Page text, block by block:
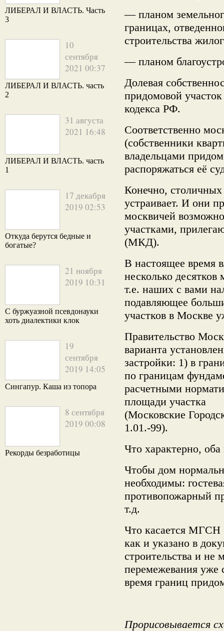
ЛИБЕРАЛ И ВЛАСТЬ. Часть
3
10
сентября
2021 00:37
ЛИБЕРАЛ И ВЛАСТЬ. часть
2
31 августа
2021 16:48
ЛИБЕРАЛ И ВЛАСТЬ. часть
1
17 декабря
2019 02:53
Откуда берутся бедные и
богатые?
21 ноября
2019 10:31
С буржуазной псевдонауки
хоть диалектики клок
19
сентября
2019 14:05
Сингапур. Каша из топора
8 сентября
2019 00:08
Рекорды безработицы
— планом
границах,
строительства
— планом
Долевая
придомовой
кодекса РФ.
Соответственно
(собственники
владельцами
распоряжаться её
Конечно, столичных
устраивает. И они
москвичей
участками,
(МКД).
В настоящее время
несколько
т.е. наших с вами
подавляющее
участков в Москве
Правительство
варианта
застройки: 1) в
по границам
расчетными
площади участка
(Московские
1.01.-99).
Что характерно,
Чтобы дом
необходимы:
противопожарный
т.д.
Что касается МГСН
как и указано в
строительства и не
перемежевания уже
время границ
Прорисовывается